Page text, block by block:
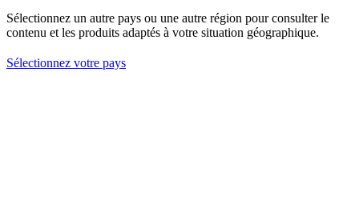
Sélectionnez un autre pays ou une autre région pour consulter le
contenu et les produits adaptés à votre situation géographique.
Sélectionnez votre pays